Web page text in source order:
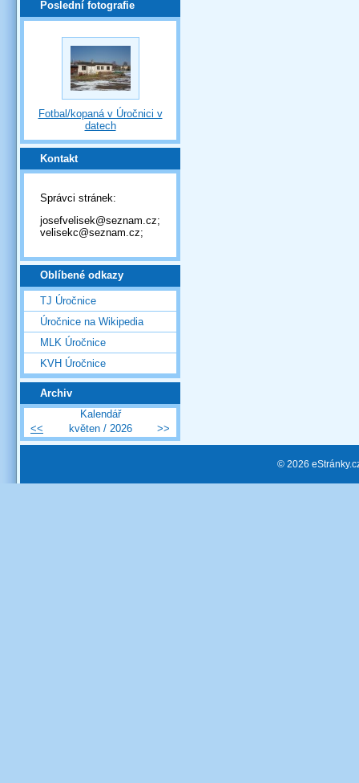
Poslední fotografie
Fotbal/kopaná v Úročnici v
datech
Kontakt
Správci stránek:
josefvelisek@seznam.cz;
velisekc@seznam.cz;
Oblíbené odkazy
TJ Úročnice
Úročnice na Wikipedia
MLK Úročnice
KVH Úročnice
Archiv
Kalendář
<<
květen / 2026 >>
© 2026